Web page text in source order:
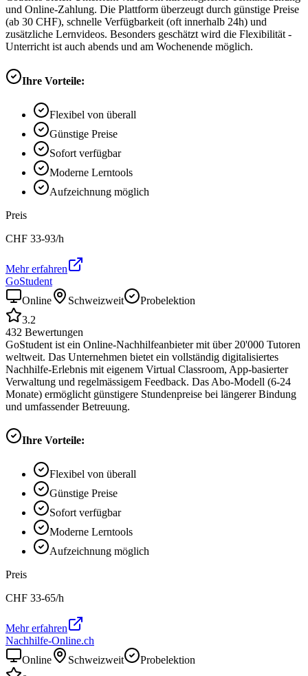
und Online-Zahlung. Die Plattform überzeugt durch günstige Preise
(ab 30 CHF), schnelle Verfügbarkeit (oft innerhalb 24h) und
zusätzliche Lernvideos. Besonders geschätzt wird die Flexibilität -
Unterricht ist auch abends und am Wochenende möglich.
Ihre Vorteile:
Flexibel von überall
Günstige Preise
Sofort verfügbar
Moderne Lerntools
Aufzeichnung möglich
Preis
CHF 33-93/h
Mehr erfahren
GoStudent
Online
Schweizweit
Probelektion
3.2
432 Bewertungen
GoStudent ist ein Online-Nachhilfeanbieter mit über 20'000 Tutoren
weltweit. Das Unternehmen bietet ein vollständig digitalisiertes
Nachhilfe-Erlebnis mit eigenem Virtual Classroom, App-basierter
Verwaltung und regelmässigem Feedback. Das Abo-Modell (6-24
Monate) ermöglicht günstigere Stundenpreise bei längerer Bindung
und umfassender Betreuung.
Ihre Vorteile:
Flexibel von überall
Günstige Preise
Sofort verfügbar
Moderne Lerntools
Aufzeichnung möglich
Preis
CHF 33-65/h
Mehr erfahren
Nachhilfe-Online.ch
Online
Schweizweit
Probelektion